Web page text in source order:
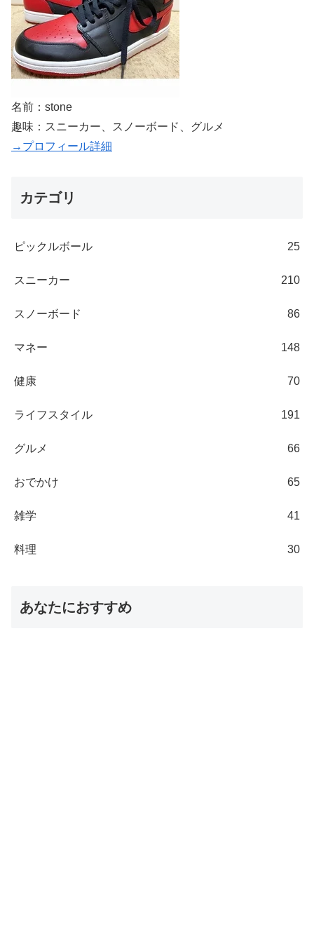
名前：stone
趣味：スニーカー、スノーボード、グルメ
→プロフィール詳細
カテゴリ
ピックルボール 25
スニーカー 210
スノーボード 86
マネー 148
健康 70
ライフスタイル 191
グルメ 66
おでかけ 65
雑学 41
料理 30
あなたにおすすめ